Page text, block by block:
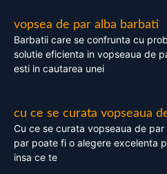
vopsea de par alba barbati
Barbatii care se confrunta cu
solutie eficienta in vopseaua de
esti in cautarea unei
cu ce se curata vopseaua
Cu ce se curata vopseaua de
par poate fi o alegere excelenta
insa ce te